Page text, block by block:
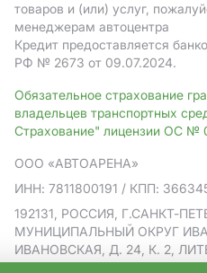
товаров и (или) услуг,
менеджерам автоцентра
Кредит предоставляется
РФ № 2673 от 09.07.2024.
Обязательное страхование
владельцев транспортных
Страхование" лицензии ОС №
ООО «АВТОАРЕНА»
ИНН: 7811800191 / КПП:
192131, РОССИЯ, Г.САНКТ-
МУНИЦИПАЛЬНЫЙ ОКРУГ
ИВАНОВСКАЯ, Д. 24, К. 2,